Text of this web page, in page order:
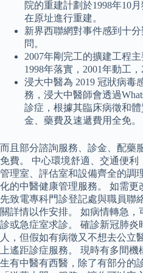
院的重建計劃於1998年10
在原址進行重建。
新界西聯網對事件感到十
問。
2007年剛完工的擴建工程
1998年落實，2001年動工，
浸大中醫為 2019 冠狀病毒
務，浸大中醫師會透過
診症，根據其臨床病徵和
金、藥費及速遞費用全免。
而且部分諮詢服務、診金、配藥
免費。 中心環境舒適、交通便
管理室、評估室和設備齊全的調
化的中醫健康管理服務。 如需
先致電專科門診登記處與職員聯
關詳情以作安排。 如病情轉急
診或急症室求診。 確診新冠肺
人，但假如有病徵又不想去公立
上遙距診症服務。 現時有多間
生有中醫有西醫，除了有部分的